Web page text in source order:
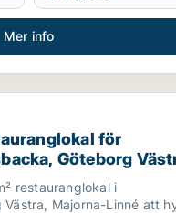
Mer info
för uthyrning i
för
Göteborg
restauranglokal i
Majorna-Linné att